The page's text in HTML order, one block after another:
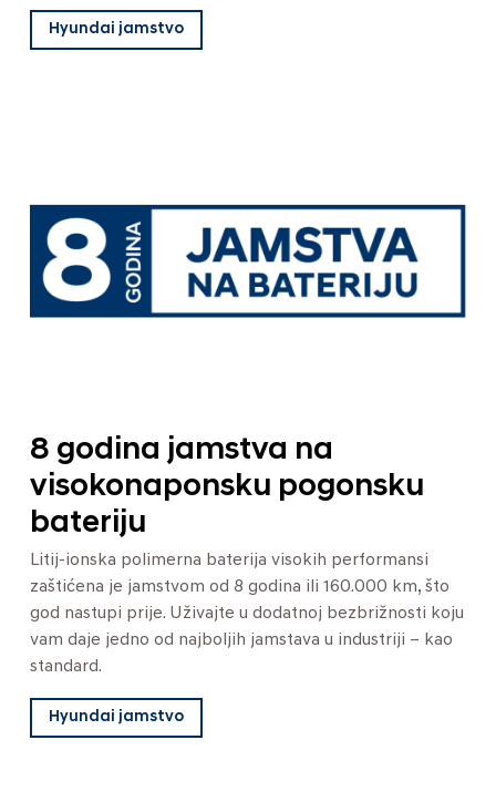
Hyundai jamstvo
8 godina jamstva na
visokonaponsku pogonsku
bateriju
Litij-ionska polimerna baterija visokih performansi
zaštićena je jamstvom od 8 godina ili 160.000 km, što
god nastupi prije. Uživajte u dodatnoj bezbrižnosti koju
vam daje jedno od najboljih jamstava u industriji – kao
standard.
Hyundai jamstvo